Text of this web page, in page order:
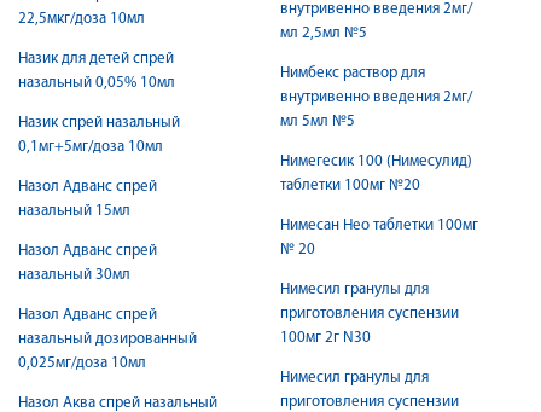
22,5мкг/доза 10мл
Назик для детей спрей
назальный 0,05% 10мл
Назик спрей назальный
0,1мг+5мг/доза 10мл
Назол Адванс спрей
назальный 15мл
Назол Адванс спрей
назальный 30мл
Назол Адванс спрей
назальный дозированный
0,025мг/доза 10мл
Назол Аква спрей назальный
внутривенно введения 2мг/
мл 2,5мл №5
Нимбекс раствор для
внутривенно введения 2мг/
мл 5мл №5
Нимегесик 100 (Нимесулид)
таблетки 100мг №20
Нимесан Нео таблетки 100мг
№ 20
Нимесил гранулы для
приготовления суспензии
100мг 2г N30
Нимесил гранулы для
приготовления суспензии